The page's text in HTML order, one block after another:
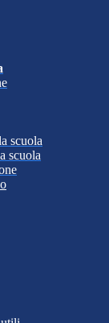
scuola
scuola